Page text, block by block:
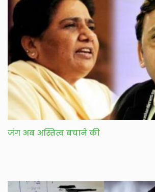
जंग अब अस्तित्व बचाने की